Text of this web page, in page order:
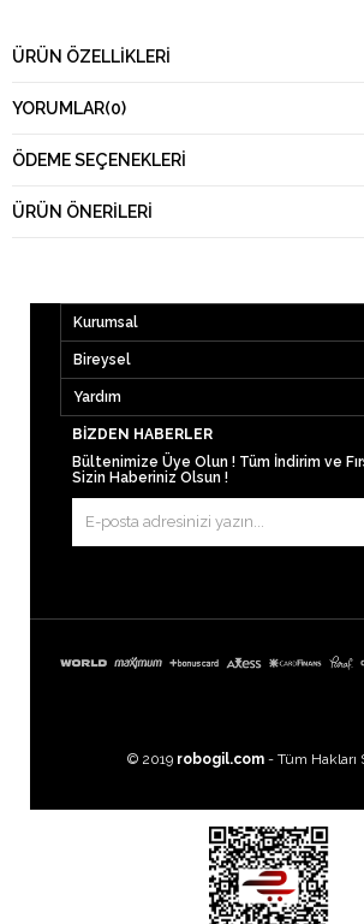
ÜRÜN ÖZELLIKLERI
YORUMLAR(0)
ÖDEME SEÇENEKLERI
ÜRÜN ÖNERILERI
Kurumsal
Bireysel
Yardım
BIZDEN HABERLER
Bültenimize Üye Olun ! Tüm İndirim ve
Sizin Haberiniz Olsun !
© 2019 robogil.com - Tüm Hakları